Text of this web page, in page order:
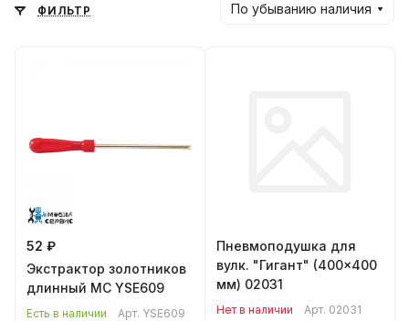
ФИЛЬТР По убыванию наличия
52 ₽
Экстрактор золотников
длинный МС YSE609
Есть в наличии Арт. YSE609
Пневмоподушка для
вулк. "Гигант" (400x400
мм) 02031
Нет в наличии Арт. 02031